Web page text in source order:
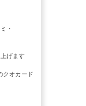
・
げます
クオカード